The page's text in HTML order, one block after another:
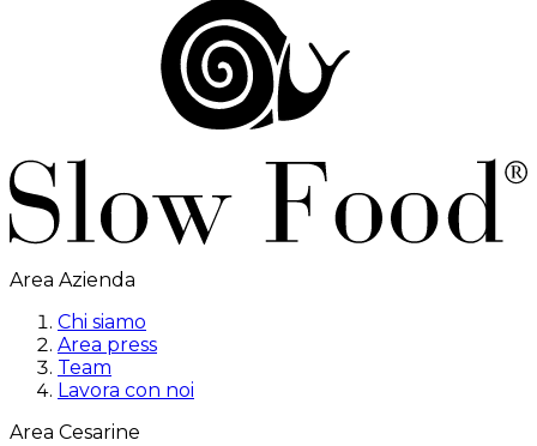
Area Azienda
Chi siamo
Area press
Team
Lavora con noi
Area Cesarine